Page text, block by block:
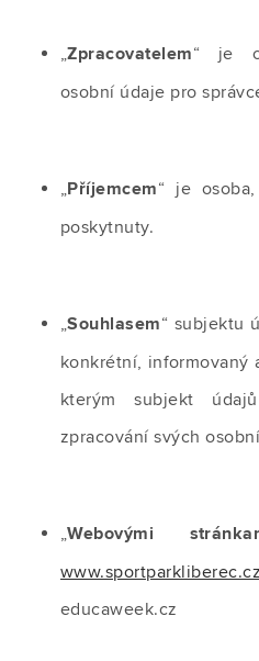
„Zpracovatelem“ je
osobní údaje pro
„Příjemcem“ je
poskytnuty.
„Souhlasem“ subjektu
konkrétní, informovaný
kterým subjekt
zpracování svých
„Webovými
educaweek.cz